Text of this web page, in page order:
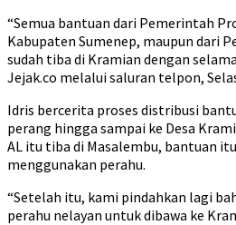
“Semua bantuan dari Pemerintah
Kabupaten Sumenep, maupun dari
sudah tiba di Kramian dengan
Jejak.co melalui saluran telpon,
Idris bercerita proses distribusi
perang hingga sampai ke Desa
AL itu tiba di Masalembu, bantuan
menggunakan perahu.
“Setelah itu, kami pindahkan lagi
perahu nelayan untuk dibawa ke